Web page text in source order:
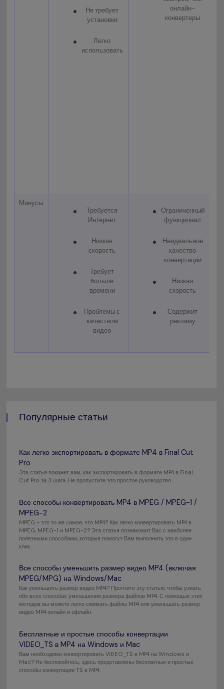
Не требует
установки
Легко
использовать
онлайн-
конвертеры
Минусы
Требуется
Интернет
Низкая
скорость
Требует
больше
времени
Проблемы с
качеством
видео
Ограниченный
функционал
Неидеальное
качество
конвертации
Низкая
скорость
Содержит
рекламу
Популярные статьи
Как легко экспортировать в формате MP4 в Final Cut
Pro
Эта статья покажет вам, как экспортировать в формате MP4 в Final
Cut Pro за 3 шага. Не пропустите это простое руководство.
Все способы конвертировать MP4 в MPEG / MPEG-1 /
MPEG-2
MPEG - это то же самое, что MP4? Как легко конвертировать MP4 в
MPEG, MPEG-1 и MPEG-2? Эта статья познакомит Вас с наиболее
полезными способами, которые помогут Вам выполнить это в один
клик.
Все способы уменьшить размер видео MP4 (включая
MPEG/MPG) на Windows/Mac
Как уменьшить размер видео MP4? Прочтите эту статью, чтобы узнать
обо всех способах уменьшения размера файлов MP4. С помощью этих
методов вы можете легко сжимать файлы MP4 или уменьшать размер
видео MP4 онлайн и офлайн.
Бесплатные и простые способы конвертации
VIDEO_TS в MP4 на Windows и Mac
Вам необходимо конвертировать VIDEO_TS в MP4 на Windows и
Mac? Не беспокойтесь, здесь представлены бесплатные и простые
способы конвертации TS в MP4.